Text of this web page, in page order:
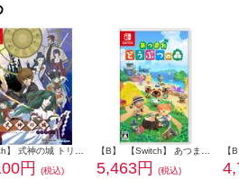
【Switch】 式神の城 トリロジー
円
(税込)
【B】 【Switch】 あつまれ どうぶつの森
5,463円
(税込)